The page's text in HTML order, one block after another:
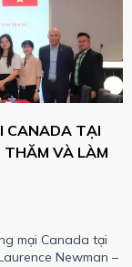
CANADA TẠI
VÀ LÀM
mại Canada tại
Newman –